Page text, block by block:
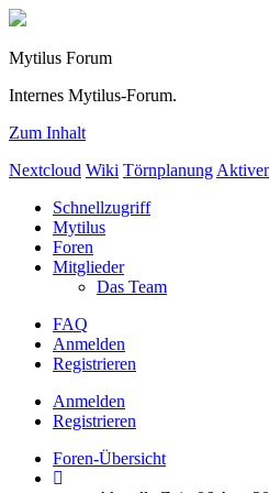
Mytilus Forum
Internes Mytilus-Forum.
Zum Inhalt
Nextcloud Wiki Törnplanung
Schnellzugriff
Mytilus
Foren
Mitglieder
Das Team
FAQ
Anmelden
Registrieren
Anmelden
Registrieren
Foren-Übersicht